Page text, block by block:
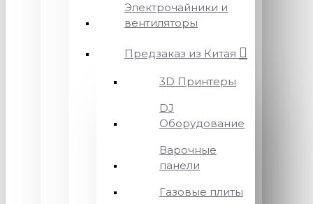
Электрочайники и
вентиляторы
Предзаказ из Китая
3D Принтеры
DJ
Оборудование
Варочные
панели
Газовые плиты